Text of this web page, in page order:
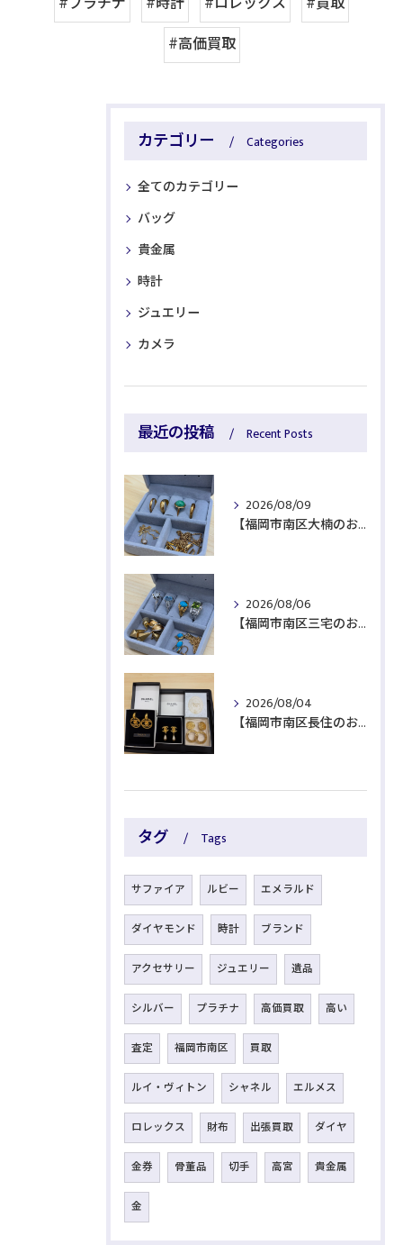
#高価買取
カテゴリー Categories
全てのカテゴリー
バッグ
貴金属
時計
ジュエリー
カメラ
最近の投稿 Recent Posts
2026/08/09
【福岡市南区大楠のお客様より貴金属をお買取】
2026/08/06
【福岡市南区三宅のお客様より貴金属をお買取】
2026/08/04
【福岡市南区長住のお客様よりブランド品をお買取】
タグ Tags
サファイア ルビー エメラルド
ダイヤモンド 時計 ブランド
アクセサリー ジュエリー 遺品
シルバー プラチナ 高価買取 高い
査定 福岡市南区 買取
ルイ・ヴィトン シャネル エルメス
ロレックス 財布 出張買取 ダイヤ
金券 骨董品 切手 高宮 貴金属
金